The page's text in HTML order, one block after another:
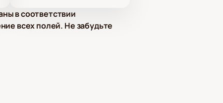
в соответствии
всех полей. Не забудьте